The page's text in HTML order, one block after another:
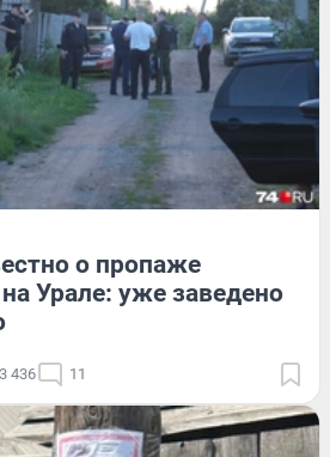
о пропаже
Урале: уже заведено
436 11